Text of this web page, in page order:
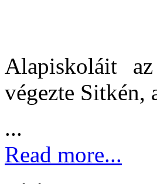
Alapiskoláit
végezte Sitkén,
...
Read more...